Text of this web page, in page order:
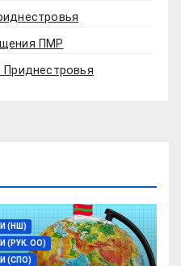
ПМР
Приднестровья
(НШ)
(РУК. ОО)
(СПО)